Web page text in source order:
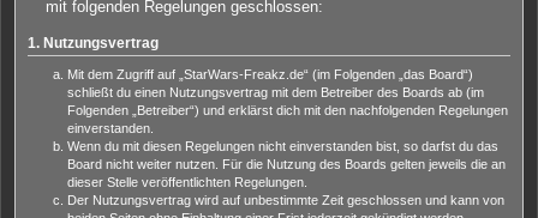
mit folgenden Regelungen geschlossen:
1. Nutzungsvertrag
Mit dem Zugriff auf „StarWars-Freakz.de“ (im Folgenden „das Board“)
schließt du einen Nutzungsvertrag mit dem Betreiber des Boards ab (im
Folgenden „Betreiber“) und erklärst dich mit den nachfolgenden Regelungen
einverstanden.
Wenn du mit diesen Regelungen nicht einverstanden bist, so darfst du das
Board nicht weiter nutzen. Für die Nutzung des Boards gelten jeweils die an
dieser Stelle veröffentlichten Regelungen.
Der Nutzungsvertrag wird auf unbestimmte Zeit geschlossen und kann von